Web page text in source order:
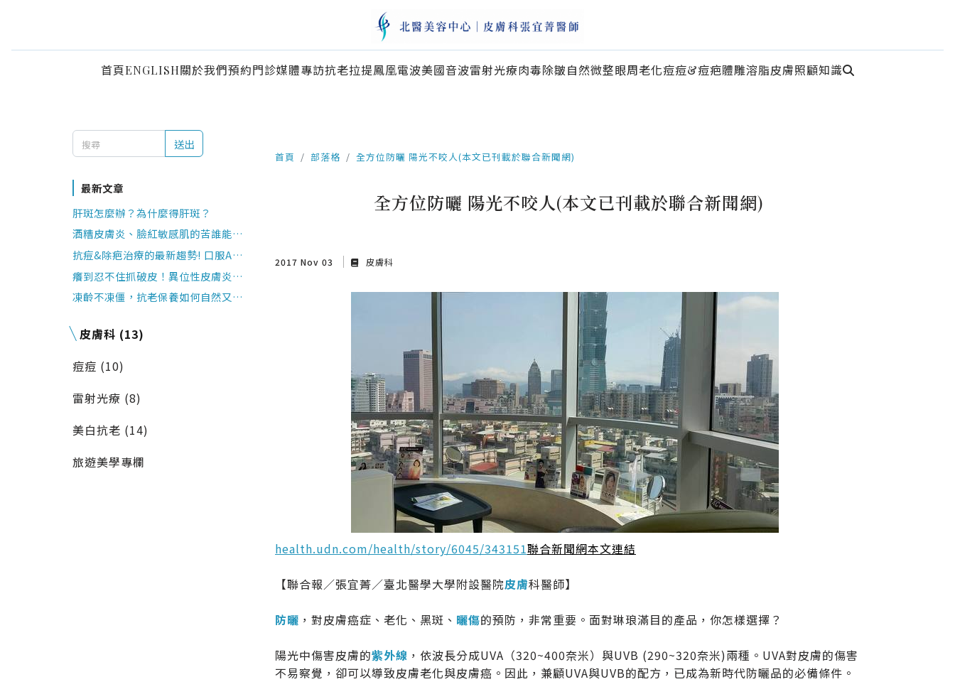
首頁ENGLISH關於我們預約門診媒體專訪抗老拉提鳳凰電波美國音波雷射光療肉毒除皺自然微整眼周老化痘痘&痘疤體雕溶脂皮膚照顧知識
送出
最新文章
肝斑怎麼辦？為什麼得肝斑？
酒糟皮膚炎、臉紅敏感肌的苦誰能懂？
皮膚科醫師4點Q&A說分明
抗痘&除疤治療的最新趨勢! 口服A酸注
意事項?
癢到忍不住抓破皮！異位性皮膚炎該怎
麼辦?
凍齡不凍僵，抗老保養如何自然又安
皮膚科 (13)
痘痘 (10)
雷射光療 (8)
美白抗老 (14)
旅遊美學專欄
首頁 部落格 全方位防曬 陽光不咬人(本文已刊載於聯合新聞網)
全方位防曬 陽光不咬人(本文已刊載於聯合新聞網)
2017 Nov 03 皮膚科
health.udn.com/health/story/6045/343151聯合新聞網本文連結
【聯合報／張宜菁／臺北醫學大學附設醫院皮膚科醫師】
防曬 ，對皮膚癌症、老化、黑斑、 曬傷的預防，非常重要。面對琳琅滿目的產品，你怎樣選擇？
陽光中傷害皮膚的紫外線 ，依波長分成UVA（320~400奈米）與UVB (290~320奈米)兩種。UVA對皮膚的傷害
不易察覺，卻可以導致皮膚老化與皮膚癌。因此，兼顧UVA與UVB的配方，已成為新時代防曬品的必備條件。